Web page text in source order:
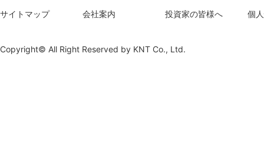
サイトマップ 会社案内 投資家の皆様へ 個
Copyright© All Right Reserved by KNT Co., Ltd.